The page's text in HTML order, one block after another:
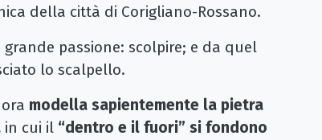
della città di Corigliano-Rossano.
grande passione: scolpire; e da quel
lo scalpello.
modella sapientemente la pietra
in cui il “dentro e il fuori” si fondono